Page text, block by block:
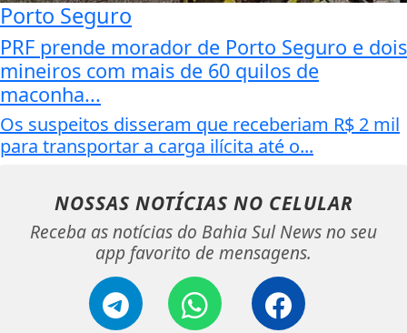
Porto Seguro
PRF prende morador de Porto Seguro e dois
mineiros com mais de 60 quilos de
maconha...
Os suspeitos disseram que receberiam R$ 2 mil
para transportar a carga ilícita até o...
NOSSAS NOTÍCIAS NO CELULAR
Receba as notícias do Bahia Sul News no seu
app favorito de mensagens.